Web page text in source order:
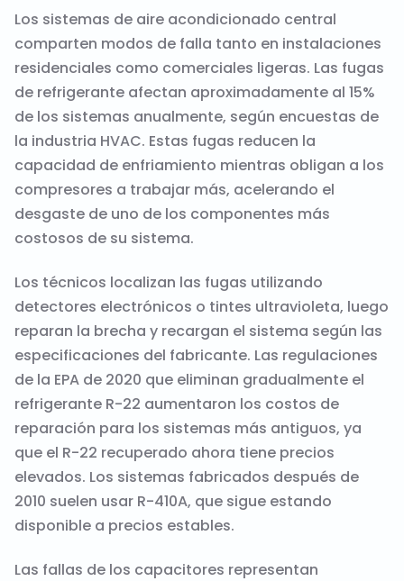
Los sistemas de aire acondicionado central
comparten modos de falla tanto en instalaciones
residenciales como comerciales ligeras. Las fugas
de refrigerante afectan aproximadamente al 15%
de los sistemas anualmente, según encuestas de
la industria HVAC. Estas fugas reducen la
capacidad de enfriamiento mientras obligan a los
compresores a trabajar más, acelerando el
desgaste de uno de los componentes más
costosos de su sistema.
Los técnicos localizan las fugas utilizando
detectores electrónicos o tintes ultravioleta, luego
reparan la brecha y recargan el sistema según las
especificaciones del fabricante. Las regulaciones
de la EPA de 2020 que eliminan gradualmente el
refrigerante R-22 aumentaron los costos de
reparación para los sistemas más antiguos, ya
que el R-22 recuperado ahora tiene precios
elevados. Los sistemas fabricados después de
2010 suelen usar R-410A, que sigue estando
disponible a precios estables.
Las fallas de los capacitores representan